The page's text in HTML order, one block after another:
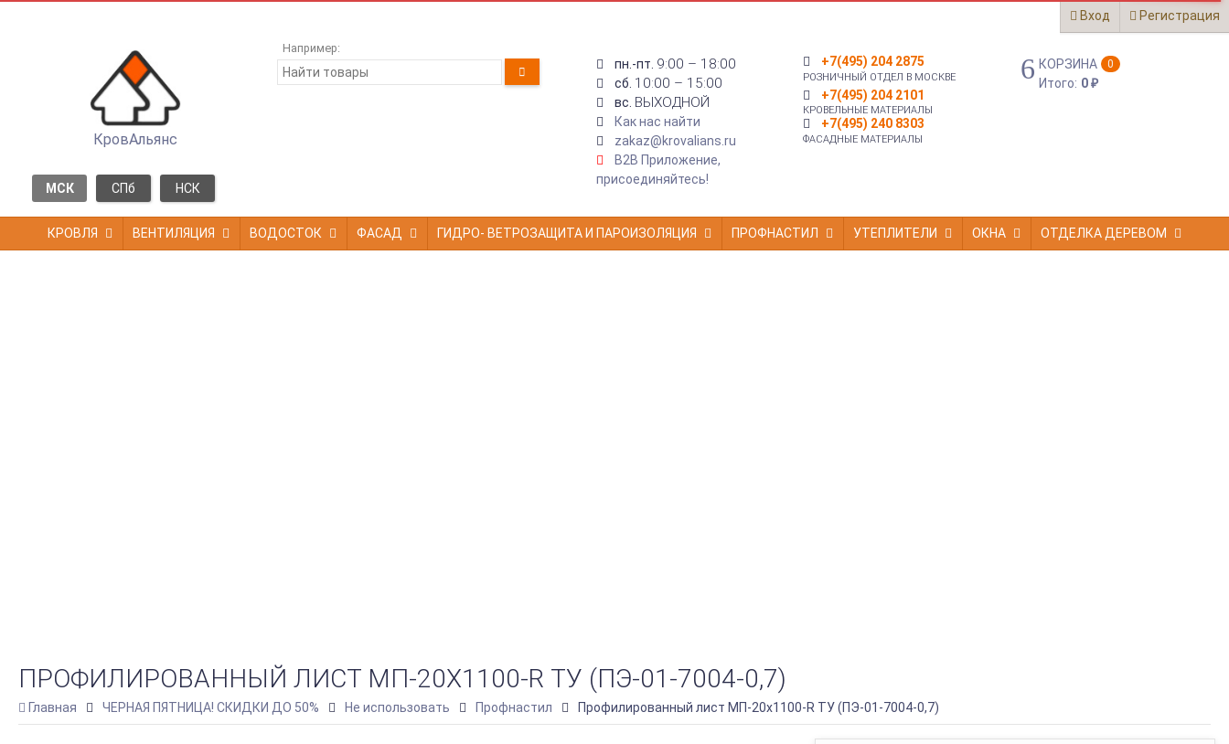
Вход Регистрация
КровАльянс
МСК СПб НСК
Например:
пн.-пт. 9:00 – 18:00
сб. 10:00 – 15:00
вс. ВЫХОДНОЙ
Как нас найти
zakaz@krovalians.ru
B2B Приложение,
присоединяйтесь!
+7(495) 204 2875
РОЗНИЧНЫЙ ОТДЕЛ В МОСКВЕ
+7(495) 204 2101
КРОВЕЛЬНЫЕ МАТЕРИАЛЫ
+7(495) 240 8303
ФАСАДНЫЕ МАТЕРИАЛЫ
КОРЗИНА 0
Итого: 0₽
КРОВЛЯ ВЕНТИЛЯЦИЯ ВОДОСТОК ФАСАД ГИДРО- ВЕТРОЗАЩИТА И ПАРОИЗОЛЯЦИЯ ПРОФНАСТИЛ УТЕПЛИТЕЛИ ОКНА ОТДЕЛКА ДЕРЕВОМ
ПРОФИЛИРОВАННЫЙ ЛИСТ МП-20Х1100-R ТУ (ПЭ-01-7004-0,7)
Главная ЧЕРНАЯ ПЯТНИЦА! СКИДКИ ДО 50% Не использовать Профнастил Профилированный лист МП-20х1100-R ТУ (ПЭ-01-7004-0,7)